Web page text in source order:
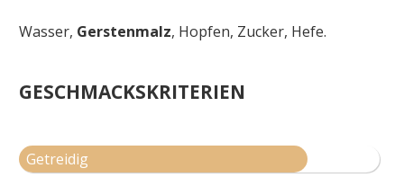
Wasser, Gerstenmalz, Hopfen, Zucker, Hefe.
GESCHMACKSKRITERIEN
Getreidig